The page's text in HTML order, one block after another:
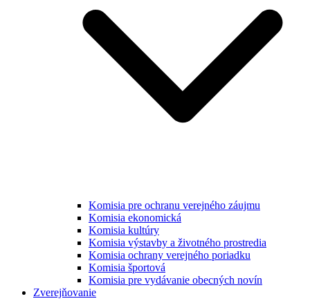
Komisia pre ochranu verejného záujmu
Komisia ekonomická
Komisia kultúry
Komisia výstavby a životného prostredia
Komisia ochrany verejného poriadku
Komisia športová
Komisia pre vydávanie obecných novín
Zverejňovanie